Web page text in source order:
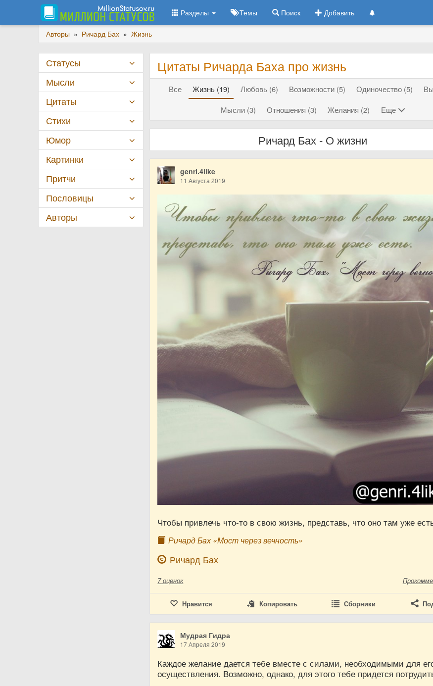
Разделы Темы Поиск Добавить
Авторы » Ричард Бах » Жизнь
Цитаты Ричарда Баха про жизнь
Все Жизнь (19) Любовь (6) Возможности (5) Одиночество (5)
Мысли (3)
Отношения (3) Желания (2) Еще
Ричард Бах - О жизни
genri.4like
11 Августа 2019
Чтобы привлечь что-то в свою жизнь, представь, что оно там уже
Ричард Бах «Мост через вечность»
Ричард Бах
7 оценок
Нравится Копировать Сборники
Мудрая Гидра
17 Апреля 2019
Каждое желание дается тебе вместе с силами, необходимыми для
осуществления. Возможно, однако, для этого тебе придется
Статусы
Мысли
Цитаты
Стихи
Юмор
Картинки
Притчи
Пословицы
Авторы